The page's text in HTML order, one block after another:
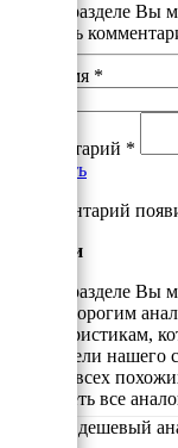
В этом разделе Вы
почитать
Ваше имя *
Комментарий *
Добавить
*Комментарий
Аналоги
В этом разделе Вы
самым дорогим
характеристикам,
посетители нашего
данные всех
"Смотреть все
Самый дешевый